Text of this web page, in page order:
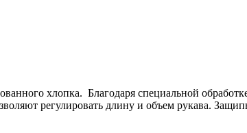
хлопка. Благодаря специальной
регулировать длину и объем рукава.